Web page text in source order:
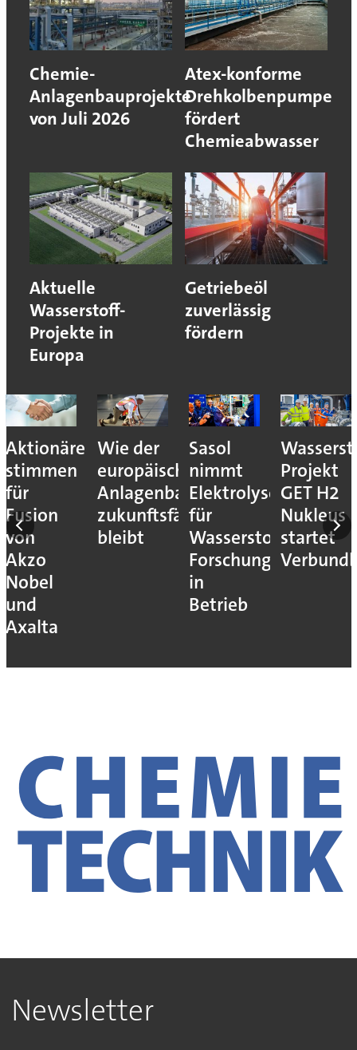
Chemie-
Anlagenbauprojekte
von Juli 2026
Atex-konforme
Drehkolbenpumpe
fördert
Chemieabwasser
Aktuelle
Wasserstoff-
Projekte in
Europa
Getriebeöl
zuverlässig
fördern
Aktionäre
stimmen
für
Fusion
von
Akzo
Nobel
und
Axalta
Wie der
europäische
Anlagenbau
zukunftsfähig
bleibt
Sasol
nimmt
Elektrolyseur
für
Wasserstoff-
Forschung
in
Betrieb
Projekt
GET H2
Nukleus
startet
Newsletter